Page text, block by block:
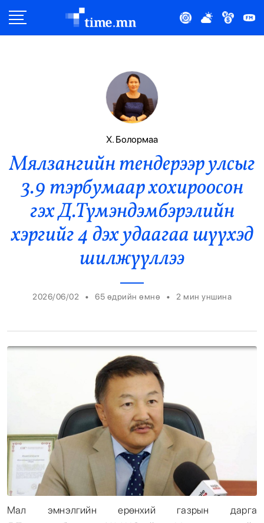
Эдийн Засаг
Нийтлэлчийн Булан
Эрүүл Мэнд
Орон Нутаг
Спорт
Энтертайнмент
Х. Болормаа
Мялзангийн тендерээр улсыг
3.9 тэрбумаар хохироосон
гэх Д.Түмэндэмбэрэлийн
хэргийг 4 дэх удаагаа шүүхэд
шилжүүллээ
2026/06/02 • 65 өдрийн өмнө • 2 мин уншина
Мал эмнэлгийн ерөнхий газрын дарга